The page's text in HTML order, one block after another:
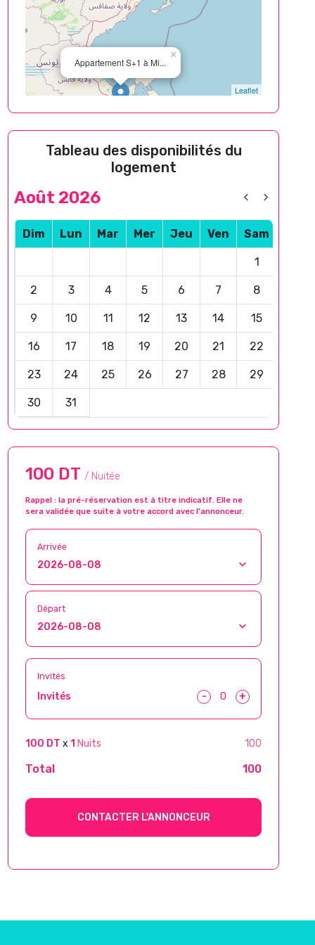
Appartement S+1 à Mi...
×
Leaflet
Tableau des disponibilités du
logement
Août 2026
Dim Lun Mar Mer Jeu Ven Sam
1
2 3 4 5 6 7 8
9 10 11 12 13 14 15
16 17 18 19 20 21 22
23 24 25 26 27 28 29
30 31
100 DT / Nuitée
Rappel : la pré-réservation est à titre indicatif. Elle ne
sera validée que suite à votre accord avec l’annonceur.
Arrivée
Départ
Invités
Invités - +
100 DT x 1 Nuits 100
Total 100
CONTACTER L'ANNONCEUR